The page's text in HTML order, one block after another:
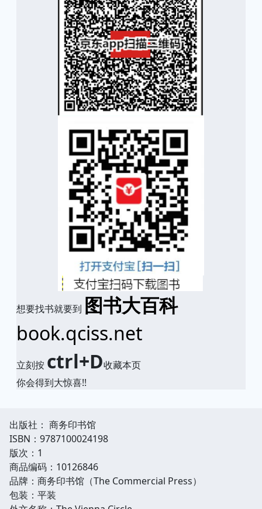
想要找书就要到 图书大百科
book.qciss.net
立刻按 ctrl+D收藏本页
你会得到大惊喜!!
出版社： 商务印书馆
ISBN：9787100024198
版次：1
商品编码：10126846
品牌：商务印书馆（The Commercial Press）
包装：平装